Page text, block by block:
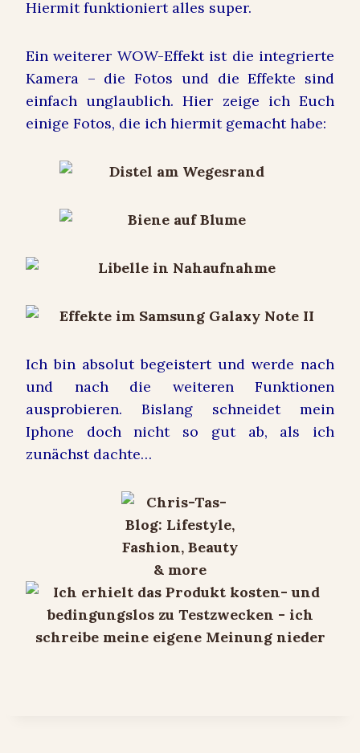
Hiermit funktioniert alles super.
Ein weiterer WOW-Effekt ist die integrierte
Kamera – die Fotos und die Effekte sind
einfach unglaublich. Hier zeige ich Euch
einige Fotos, die ich hiermit gemacht habe:
Ich bin absolut begeistert und werde nach
und nach die weiteren Funktionen
ausprobieren. Bislang schneidet mein
Iphone doch nicht so gut ab, als ich
zunächst dachte…